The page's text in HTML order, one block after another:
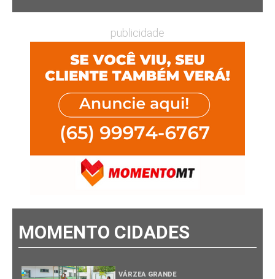
publicidade
MOMENTO CIDADES
VÁRZEA GRANDE